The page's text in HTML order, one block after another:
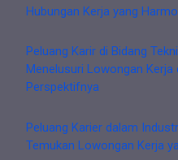
Hubungan Kerja yang
Peluang Karir di Bidang
Menelusuri Lowongan Kerja
Perspektifnya
Peluang Karier dalam
Temukan Lowongan Kerja